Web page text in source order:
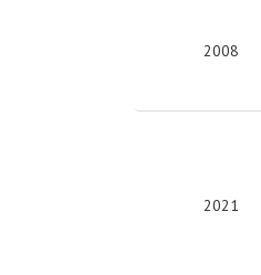
2008
2021